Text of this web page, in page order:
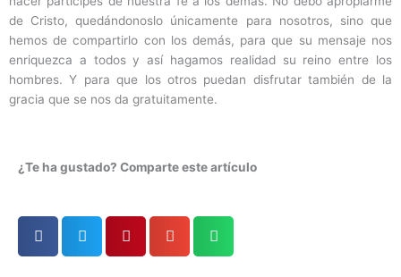
de Cristo, quedándonoslo únicamente para nosotros, sino que
hemos de compartirlo con los demás, para que su mensaje nos
enriquezca a todos y así hagamos realidad su reino entre los
hombres. Y para que los otros puedan disfrutar también de la
gracia que se nos da gratuitamente.
¿Te ha gustado? Comparte este artículo